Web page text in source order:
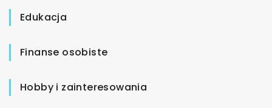
Edukacja
Finanse osobiste
Hobby i zainteresowania